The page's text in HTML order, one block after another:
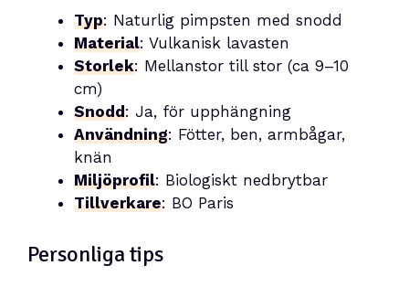
Typ: Naturlig pimpsten med snodd
Material: Vulkanisk lavasten
Storlek: Mellanstor till stor (ca 9–10
cm)
Snodd: Ja, för upphängning
Användning: Fötter, ben, armbågar,
knän
Miljöprofil: Biologiskt nedbrytbar
Tillverkare: BO Paris
Personliga tips